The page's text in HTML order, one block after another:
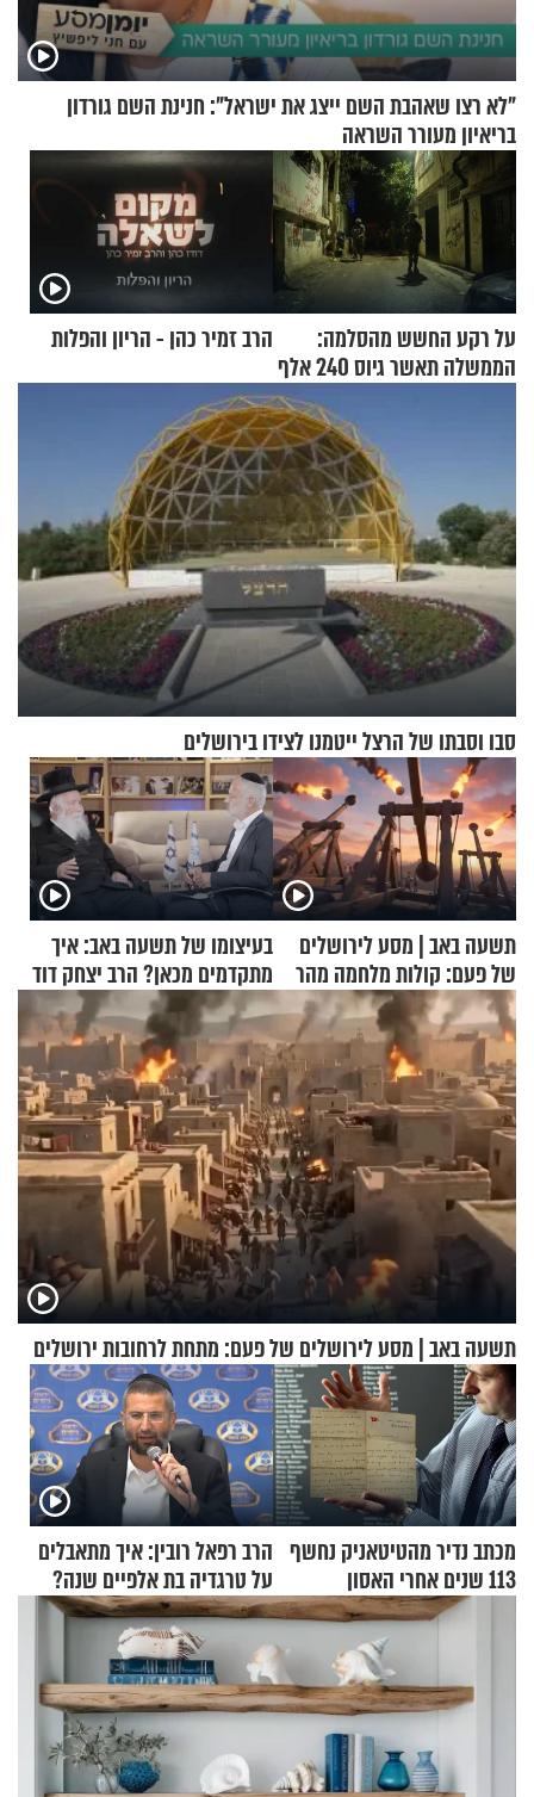
"לא רצו שאהבת השם ייצג את ישראל": חנינת השם גורדון
בריאיון מעורר השראה
על רקע החשש מהסלמה:
הממשלה תאשר גיוס 240 אלף
הרב זמיר כהן - הריון והפלות
סבו וסבתו של הרצל ייטמנו לצידו בירושלים
תשעה באב | מסע לירושלים
של פעם: קולות מלחמה מהר
הזיתים
בעיצומו של תשעה באב: איך
מתקדמים מכאן? הרב יצחק דוד
גרוסמן בשיחה מיוחדת
תשעה באב | מסע לירושלים של פעם: מתחת לרחובות ירושלים
מכתב נדיר מהטיטאניק נחשף
113 שנים אחרי האסון
הרב רפאל רובין: איך מתאבלים
על טרגדיה בת אלפיים שנה?